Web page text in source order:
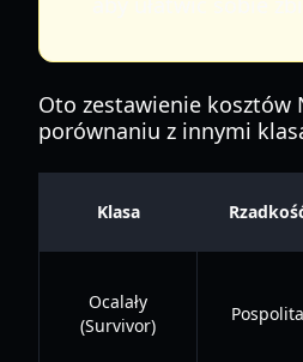
Oto zestawienie kosztów
porównaniu z innymi
Klasa
Ocalały
(Survivor)
Pospolita